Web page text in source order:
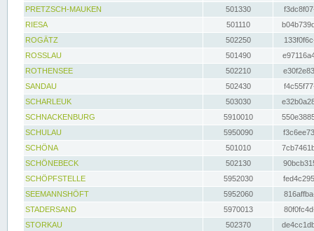
PRETZSCH-MAUKEN
501330
RIESA
501110
ROGÄTZ
502250
ROSSLAU
501490
ROTHENSEE
502210
SANDAU
502430
SCHARLEUK
503030
SCHNACKENBURG
5910010
SCHULAU
5950090
SCHÖNA
501010
SCHÖNEBECK
502130
SCHÖPFSTELLE
5952030
SEEMANNSHÖFT
5952060
STADERSAND
5970013
STORKAU
502370